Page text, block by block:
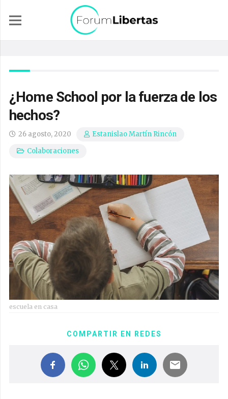
¿Home School por la fuerza de los
hechos?
26 agosto, 2020
Estanislao Martín Rincón
Colaboraciones
escuela en casa
COMPARTIR EN REDES